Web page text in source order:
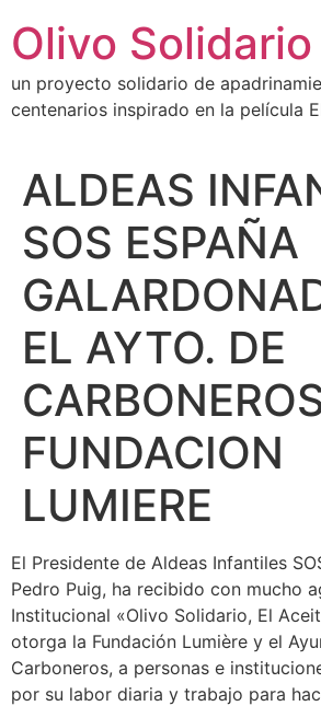
contenido
Olivo Solidario
un proyecto solidario de
centenarios inspirado en la película
ALDEAS
SOS ESPAÑA
EL AYTO. DE
FUNDACION
LUMIERE
El Presidente de Aldeas Infantiles
Pedro Puig, ha recibido con mucho
Institucional «Olivo Solidario, El
otorga la Fundación Lumière y el
Carboneros, a personas e
por su labor diaria y trabajo para